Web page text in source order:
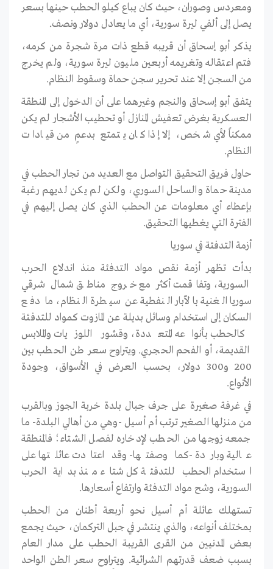
ومعردس وصوران، حيث كان يباع كيلو الحطب حينها بسعر
يصل إلى ألفي ليرة سورية، أي ما يعادل دولار ونصف.
يذكر أبو إسحاق أن قريبه قطع ذات مرة شجرة من كرمه،
فتم اعتقاله وتغريمه أربعين مليون ليرة سورية، ولم يخرج
من السجن إلا عند تحرير سجن حماة وسقوط النظام.
يتفق أبو إسحاق والنجم وغيرهما على أن الدخول إلى المنطقة
العسكرية بغرض تعفيش المنازل أو تحطيب الأشجار لم يكن
ممكناً لأي شخص، إلا إذا كان يتمتع بدعمٍ من قيادات
النظام.
حاول فريق التحقيق التواصل مع العديد من تجار الحطب في
مدينة حماة والساحل السوري، ولكن لم يكن لديهم رغبة
بإعطاء أي معلومات عن الحطب الذي كان يصل إليهم في
الفترة التي يغطيها التحقيق.
أزمة التدفئة في سوريا
بدأت تظهر أزمة نقص مواد التدفئة منذ اندلاع الحرب
السورية، وتفاقمت أكثر مع خروج مناطق شمال شرقي
سوريا الغنية بالآبار النفطية عن سيطرة النظام، ما دفع
السكان إلى استخدام وسائل بديلة عن المازوت كمواد للتدفئة
كالحطب بأنواعه المتعددة، وقشور اللوزيات والملابس
القديمة، أو الفحم الحجري. ويتراوح سعر طن الحطب بين
200 و300 دولار، بحسب العرض في الأسواق، وجودة
الأنواع.
في غرفة صغيرة على جرف جبال بلدة خربة الجوز وبالقرب
من منزلها الصغير ترتب أم أسيل -وهي من أهالي البلدة- ما
جمعه زوجها من الحطب لإدخاره لفصل الشتاء؛ فالمنطقة
عالية وباردة -كما وصفتها- وقد اعتادت عائلتها على
استخدام الحطب للتدفئة كل شتاء منذ بداية الحرب
السورية، وشح مواد التدفئة وارتفاع أسعارها.
تستهلك عائلة أم أسيل نحو أربعة أطنان من الحطب
بمختلف أنواعه، والذي ينتشر في جبل التركمان، حيث يجمع
بعض المدنيين من القرى القريبة الحطب على مدار العام
بسبب ضعف قدرتهم الشرائية. ويتراوح سعر الطن الواحد